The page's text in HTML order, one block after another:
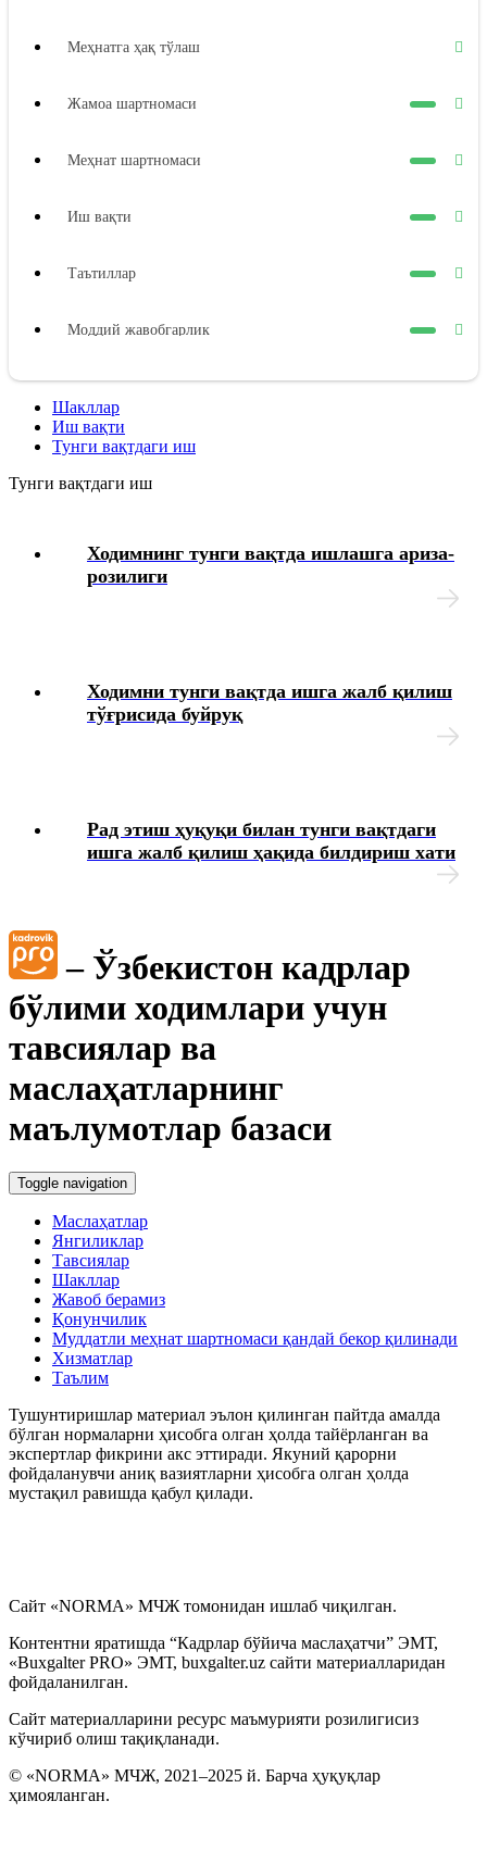
Меҳнатга ҳақ тўлаш
Жамоа шартномаси
Меҳнат шартномаси
Иш вақти
Таътиллар
Моддий жавобгарлик
Ходимнинг моддий жавобгарлиги
Интизомий жазо
Тиббий кўрик
Юридик масалалар
Ташкилотнинг локал ҳужжатлари
Шакллар
Иш вақти
Тунги вақтдаги иш
Тунги вақтдаги иш
Ходимнинг тунги вақтда ишлашга ариза-
розилиги
Ходимни тунги вақтда ишга жалб қилиш
тўғрисида буйруқ
Рад этиш ҳуқуқи билан тунги вақтдаги
ишга жалб қилиш ҳақида билдириш хати
– Ўзбекистон кадрлар
бўлими ходимлари учун
тавсиялар ва
маслаҳатларнинг
маълумотлар базаси
Toggle navigation
Маслаҳатлар
Янгиликлар
Тавсиялар
Шакллар
Жавоб берамиз
Қонунчилик
Муддатли меҳнат шартномаси қандай бекор қилинади
Хизматлар
Таълим
Тушунтиришлар материал эълон қилинган пайтда амалда
бўлган нормаларни ҳисобга олган ҳолда тайёрланган ва
экспертлар фикрини акс эттиради. Якуний қарорни
фойдаланувчи аниқ вазиятларни ҳисобга олган ҳолда
мустақил равишда қабул қилади.
Сайт «NORMA» МЧЖ томонидан ишлаб чиқилган.
Контентни яратишда “Кадрлар бўйича маслаҳатчи” ЭМТ,
«Buxgalter PRO» ЭМТ, buxgalter.uz сайти материалларидан
фойдаланилган.
Сайт материалларини ресурс маъмурияти розилигисиз
кўчириб олиш тақиқланади.
© «NORMA» МЧЖ, 2021–2025 й. Барча ҳуқуқлар
ҳимояланган.